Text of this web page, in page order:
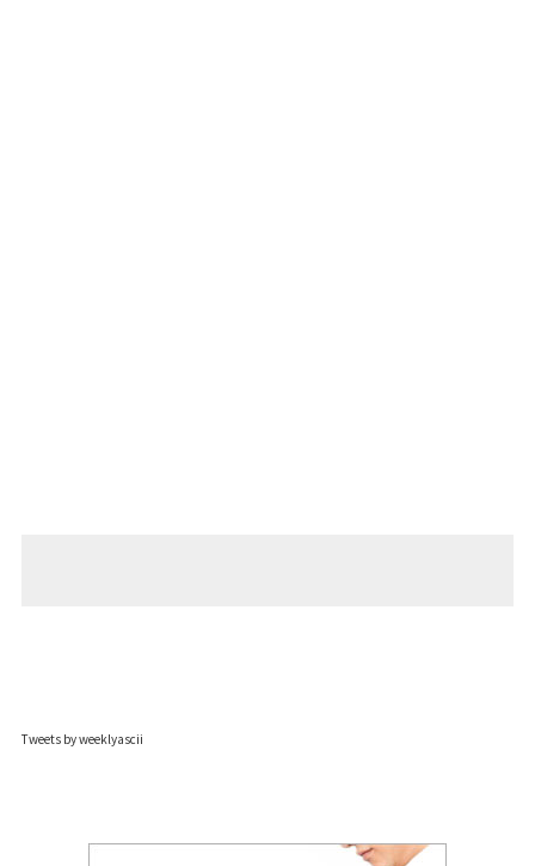
Tweets by weeklyascii